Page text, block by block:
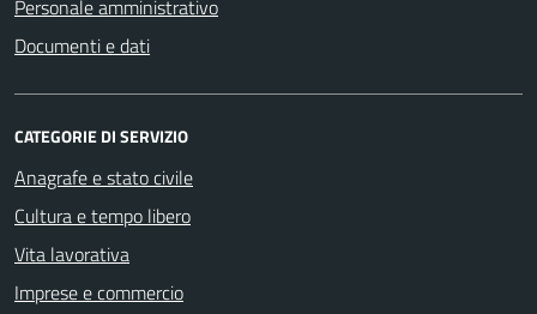
Personale amministrativo
Documenti e dati
CATEGORIE DI SERVIZIO
Anagrafe e stato civile
Cultura e tempo libero
Vita lavorativa
Imprese e commercio